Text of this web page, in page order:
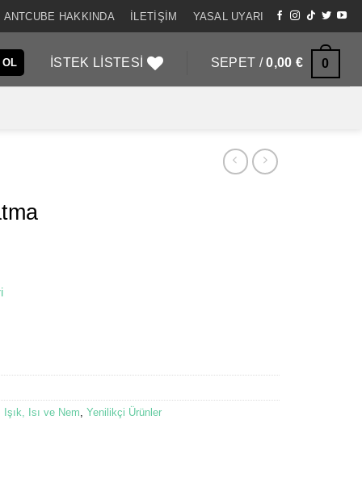
ANTCUBE HAKKINDA İLETIŞIM YASAL UYARI
İSTEK LISTESI SEPET /0,00€ 0
Işık, Isı ve Nem, Yenilikçi Ürünler